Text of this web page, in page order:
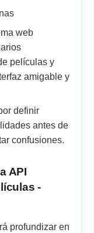
web
películas y
amigable y
definir
antes de
confusiones.
API
-
profundizar en